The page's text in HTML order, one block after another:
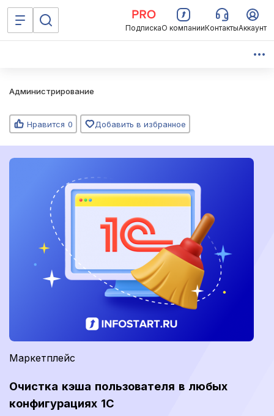
ПодпискаО компанииКонтактыАккаунт
Администрирование
Нравится 0 Добавить в избранное
Маркетплейс
Очистка кэша пользователя в любых
конфигурациях 1С